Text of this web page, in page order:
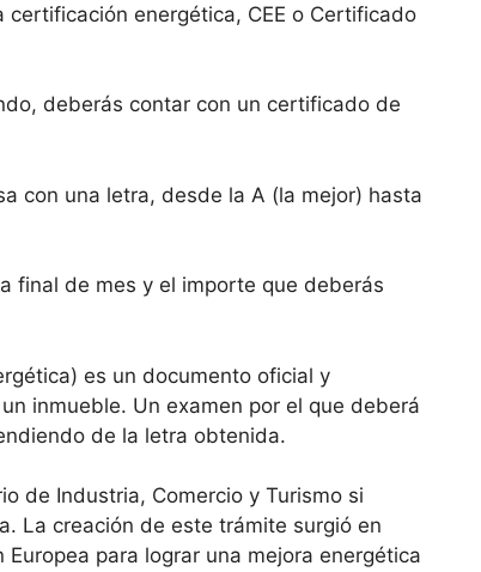
energética, CEE o Certificado
deberás contar con un certificado de
con una letra, desde la A (la mejor) hasta
final de mes y el importe que deberás
es un documento oficial y
inmueble. Un examen por el que deberá
de la letra obtenida.
de Industria, Comercio y Turismo si
La creación de este trámite surgió en
para lograr una mejora energética